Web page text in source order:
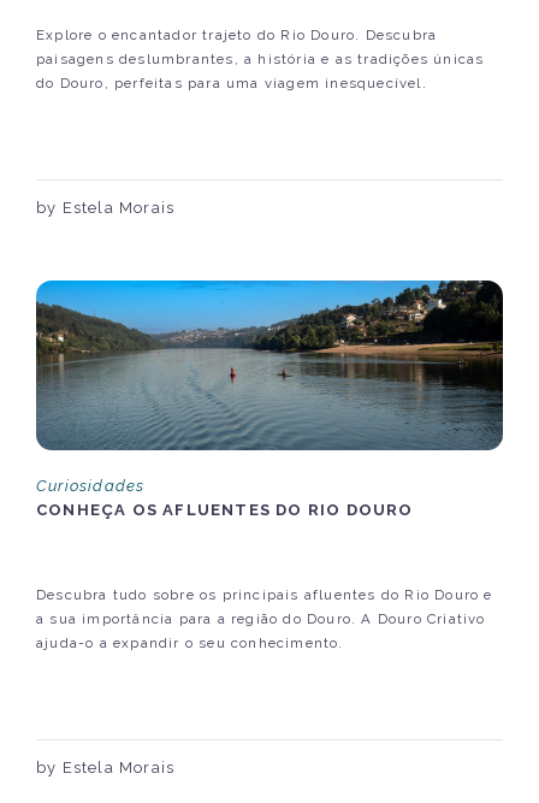
Explore o encantador trajeto do Rio Douro. Descubra
paisagens deslumbrantes, a história e as tradições únicas
do Douro, perfeitas para uma viagem inesquecível.
by Estela Morais
Curiosidades
CONHEÇA OS AFLUENTES DO RIO DOURO
Descubra tudo sobre os principais afluentes do Rio Douro e
a sua importância para a região do Douro. A Douro Criativo
ajuda-o a expandir o seu conhecimento.
by Estela Morais